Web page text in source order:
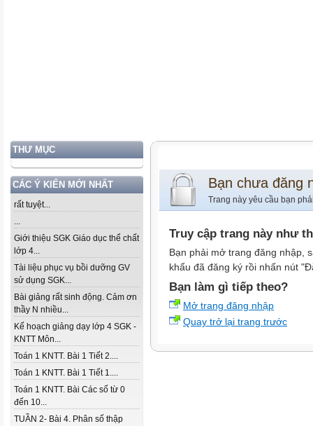
THƯ MỤC
CÁC Ý KIẾN MỚI NHẤT
rất tuyệt...
...
Giới thiệu SGK Giáo dục thể chất
lớp 4...
Tài liệu phục vụ bồi dưỡng GV
sử dụng SGK...
Bài giảng rất sinh động. Cảm ơn
thầy N nhiều...
Kế hoạch giảng dạy lớp 4 SGK -
KNTT Môn...
Toán 1 KNTT. Bài 1 Tiết 2....
Toán 1 KNTT. Bài 1 Tiết 1....
Toán 1 KNTT. Bài Các số từ 0
đến 10...
TUẦN 2- Bài 4. Phân số thập
Bạn chưa đăng
Trang này yêu cầu bạn
Truy cập trang này như
Bạn phải mở trang đăng nhập,
khẩu đã đăng ký rồi nhấn nút
Bạn làm gì tiếp theo?
Mở trang đăng nhập
Quay trở lại trang trước